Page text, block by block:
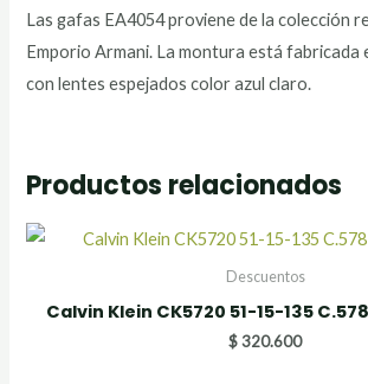
Las gafas EA4054 proviene de la colección
Emporio Armani. La montura está fabricada
con lentes espejados color azul claro.
Productos relacionados
Descuentos
Calvin Klein CK5720 51-15-135
$320.600